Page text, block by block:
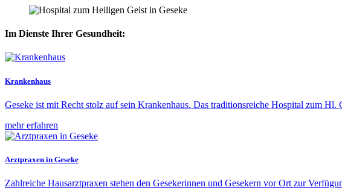
Im Dienste Ihrer Gesundheit:
Krankenhaus
Geseke ist mit Recht stolz auf sein Krankenhaus. Das traditionsreiche Hospital zum
mehr erfahren
Arztpraxen in Geseke
Zahlreiche Hausarztpraxen stehen den Gesekerinnen und Gesekern vor Ort zur